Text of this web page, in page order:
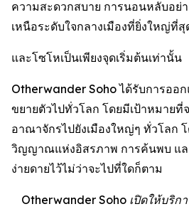
ความสะดวกสบาย การนอนหลับอย่
เหนือระดับใจกลางเมืองที่ยิ่งใหญ่ที่
และโซโหเป็นเพียงจุดเริ่มต้นเท่านั้น
Otherwander Soho ได้รับการออ
ขยายตัวไปทั่วโลก โดยมีเป้าหมายที่
อาณาจักรไปยังเมืองใหญ่ๆ ทั่วโลก
วิญญาณแห่งอิสรภาพ การค้นพบ แล
ง่ายดายไว้ไม่ว่าจะไปที่ใดก็ตาม
Otherwander Soho เปิดให้บริก